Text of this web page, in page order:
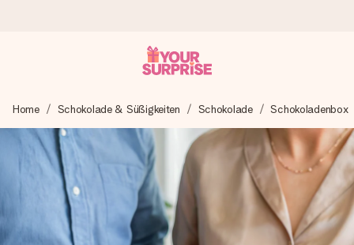
Wir bereiten dein Geschenk sorgfältig vor und schicken es
blitzschnell – damit du es genau zum richtigen Zeitpunkt
überreichen kannst, wenn es am meisten zählt.
4,8 (basierend auf +15.000 Bewertungen)
Unsere Geschenke begeistern. Kunden bewerten uns mit
Home Schokolade & Süßigkeiten Schokolade Schokoladenbox